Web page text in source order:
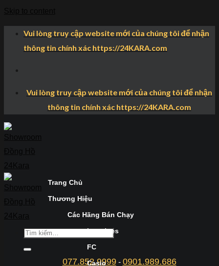
Vui lòng truy cập website mới của chúng tôi để nhận
thông tin chính xác https://24KARA.com
Vui lòng truy cập website mới của chúng tôi để nhận
thông tin chính xác https://24KARA.com
077.852.9999- 0901.989.686
Trang Chủ
Thương Hiệu
Các Hãng Bán Chạy
Longines
FC
Casio